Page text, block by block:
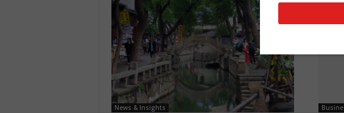
News & Insights